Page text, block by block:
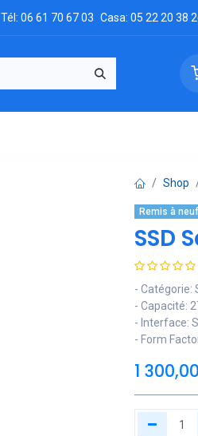
Tél: 06 61 70 67 03 Casa: 05 22 20 38
Shop
Remis à neuf
SSD
- Catégorie:
- Capacité:
- Interface:
- Form
1 300,00